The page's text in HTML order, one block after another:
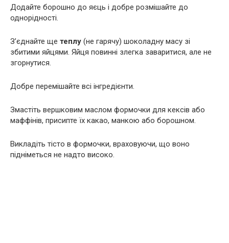
Додайте борошно до яєць і добре розмішайте до
однорідності.
З’єднайте ще теплу (не гарячу) шоколадну масу зі
збитими яйцями. Яйця повинні злегка заваритися, але не
згорнутися.
Добре перемішайте всі інгредієнти.
Змастіть вершковим маслом формочки для кексів або
маффінів, присипте їх какао, манкою або борошном.
Викладіть тісто в формочки, враховуючи, що воно
підніметься не надто високо.